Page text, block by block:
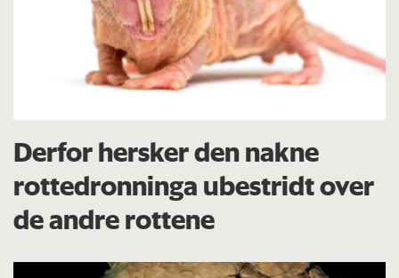
Derfor hersker den nakne
rottedronninga ubestridt over
de andre rottene